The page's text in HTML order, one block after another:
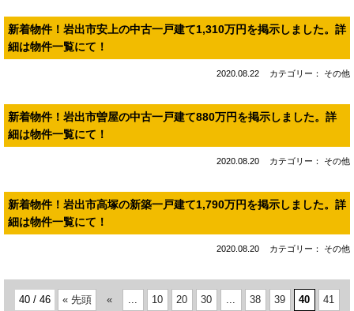
新着物件！岩出市安上の中古一戸建て1,310万円を掲示しました。詳
細は物件一覧にて！
2020.08.22 カテゴリー： その他
新着物件！岩出市曽屋の中古一戸建て880万円を掲示しました。詳
細は物件一覧にて！
2020.08.20 カテゴリー： その他
新着物件！岩出市高塚の新築一戸建て1,790万円を掲示しました。詳
細は物件一覧にて！
2020.08.20 カテゴリー： その他
40 / 46 « 先頭 « 10 20 30 38 39 40 41